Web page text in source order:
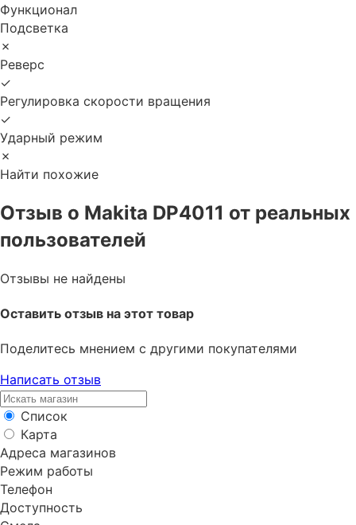
Функционал
Подсветка
✗
Реверс
✓
Регулировка скорости вращения
✓
Ударный режим
✗
Найти похожие
Отзыв о Makita DP4011 от реальных
пользователей
Отзывы не найдены
Оставить отзыв на этот товар
Поделитесь мнением с другими покупателями
Написать отзыв
Список
Карта
Адреса магазинов
Режим работы
Телефон
Доступность